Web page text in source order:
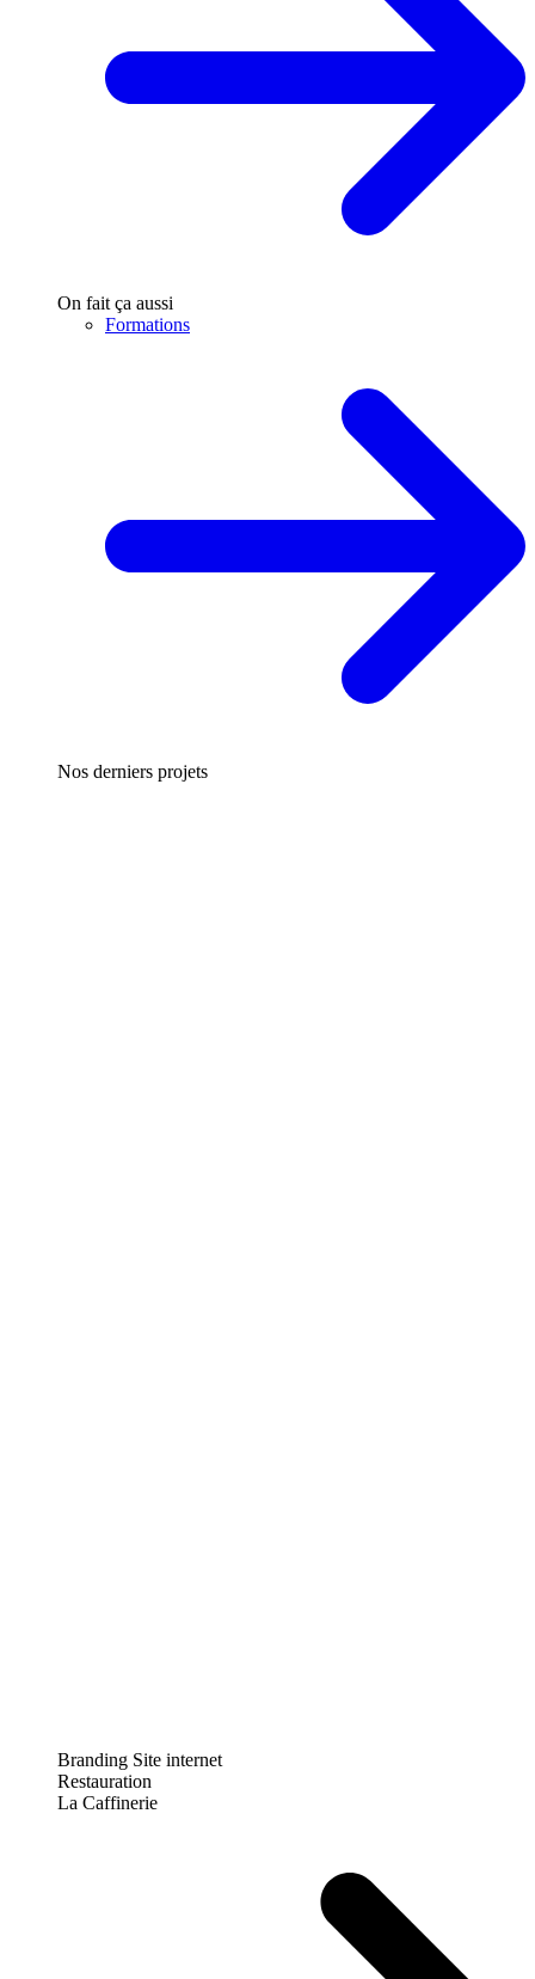
On fait ça aussi
Formations
Nos derniers projets
Branding Site internet
Restauration
La Caffinerie